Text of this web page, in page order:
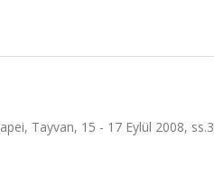
Tayvan, 15 - 17 Eylül 2008,